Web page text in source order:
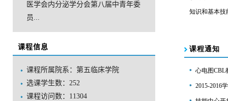
医学会内分泌学分会第八届中青年委
员...
课程信息
课程所属院系：第五临床学院
选课学生数：252
课程访问数： 11304